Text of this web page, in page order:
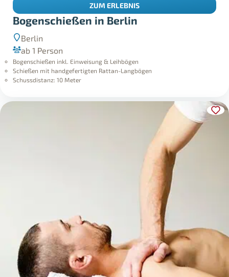
Bogenschießen in Berlin
Berlin
ab 1 Person
Bogenschießen inkl. Einweisung & Leihbögen
Schießen mit handgefertigten Rattan-Langbögen
Schussdistanz: 10 Meter
ZUM ERLEBNIS